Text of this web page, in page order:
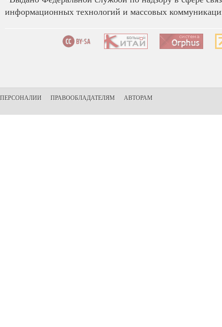
информационных технологий и массовых
ПЕРСОНАЛИИ ПРАВООБЛАДАТЕЛЯМ АВТОРАМ